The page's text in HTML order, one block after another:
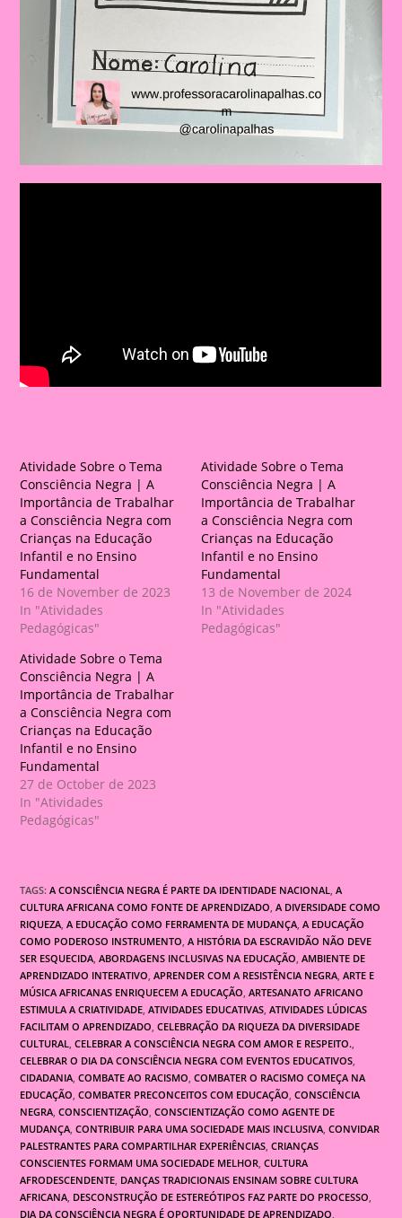
Atividade Sobre o Tema
Consciência Negra | A
Importância de Trabalhar
a Consciência Negra com
Crianças na Educação
Infantil e no Ensino
Fundamental
16 de November de 2023
In "Atividades
Pedagógicas"
Atividade Sobre o Tema
Consciência Negra | A
Importância de Trabalhar
a Consciência Negra com
Crianças na Educação
Infantil e no Ensino
Fundamental
13 de November de 2024
In "Atividades
Pedagógicas"
Atividade Sobre o Tema
Consciência Negra | A
Importância de Trabalhar
a Consciência Negra com
Crianças na Educação
Infantil e no Ensino
Fundamental
27 de October de 2023
In "Atividades
Pedagógicas"
TAGS:A CONSCIÊNCIA NEGRA É PARTE DA IDENTIDADE NACIONAL, A
CULTURA AFRICANA COMO FONTE DE APRENDIZADO, A DIVERSIDADE COMO
RIQUEZA, A EDUCAÇÃO COMO FERRAMENTA DE MUDANÇA, A EDUCAÇÃO
COMO PODEROSO INSTRUMENTO, A HISTÓRIA DA ESCRAVIDÃO NÃO DEVE
SER ESQUECIDA, ABORDAGENS INCLUSIVAS NA EDUCAÇÃO, AMBIENTE DE
APRENDIZADO INTERATIVO, APRENDER COM A RESISTÊNCIA NEGRA, ARTE E
MÚSICA AFRICANAS ENRIQUECEM A EDUCAÇÃO, ARTESANATO AFRICANO
ESTIMULA A CRIATIVIDADE, ATIVIDADES EDUCATIVAS, ATIVIDADES LÚDICAS
FACILITAM O APRENDIZADO, CELEBRAÇÃO DA RIQUEZA DA DIVERSIDADE
CULTURAL, CELEBRAR A CONSCIÊNCIA NEGRA COM AMOR E RESPEITO.,
CELEBRAR O DIA DA CONSCIÊNCIA NEGRA COM EVENTOS EDUCATIVOS,
CIDADANIA, COMBATE AO RACISMO, COMBATER O RACISMO COMEÇA NA
EDUCAÇÃO, COMBATER PRECONCEITOS COM EDUCAÇÃO, CONSCIÊNCIA
NEGRA, CONSCIENTIZAÇÃO, CONSCIENTIZAÇÃO COMO AGENTE DE
MUDANÇA, CONTRIBUIR PARA UMA SOCIEDADE MAIS INCLUSIVA, CONVIDAR
PALESTRANTES PARA COMPARTILHAR EXPERIÊNCIAS, CRIANÇAS
CONSCIENTES FORMAM UMA SOCIEDADE MELHOR, CULTURA
AFRODESCENDENTE, DANÇAS TRADICIONAIS ENSINAM SOBRE CULTURA
AFRICANA, DESCONSTRUÇÃO DE ESTEREÓTIPOS FAZ PARTE DO PROCESSO,
DIA DA CONSCIÊNCIA NEGRA É OPORTUNIDADE DE APRENDIZADO,